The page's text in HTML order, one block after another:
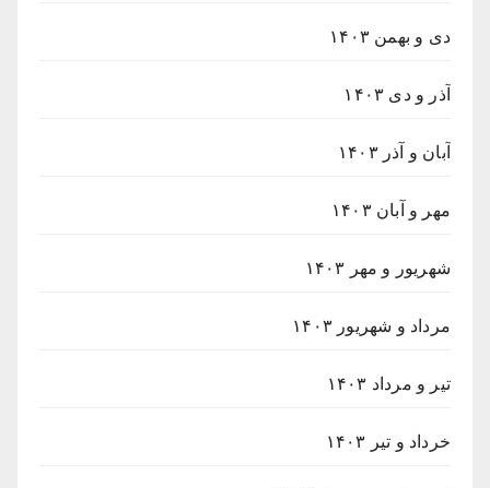
دی و بهمن ۱۴۰۳
آذر و دی ۱۴۰۳
آبان و آذر ۱۴۰۳
مهر و آبان ۱۴۰۳
شهریور و مهر ۱۴۰۳
مرداد و شهریور ۱۴۰۳
تیر و مرداد ۱۴۰۳
خرداد و تیر ۱۴۰۳